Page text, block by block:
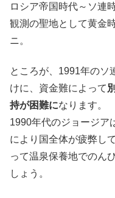
ロシア帝国時代～ソ連
観測の聖地として黄金
ニ。
ところが、1991年のソ
けに、資金難によって
持が困難になります。
1990年代のジョージア
により国全体が疲弊し
って温泉保養地でのん
しょう。